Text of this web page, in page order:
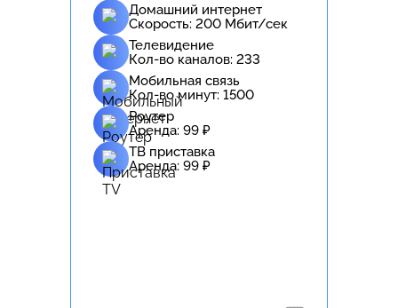
Домашний интернет
Скорость: 200 Мбит/сек
Телевидение
Кол-во каналов: 233
Мобильная связь
Кол-во минут: 1500
Роутер
Аренда: 99 ₽
ТВ приставка
Аренда: 99 ₽